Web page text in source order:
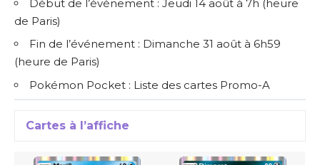
Début de l’événement : Jeudi 14 août à 7h (heure
de Paris)
Fin de l’événement : Dimanche 31 août à 6h59
(heure de Paris)
Pokémon Pocket : Liste des cartes Promo-A
Cartes à l’affiche